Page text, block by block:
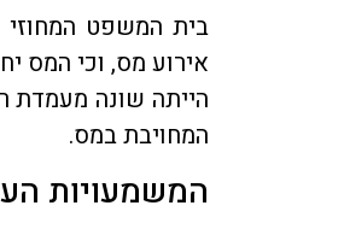
בית המשפט
אירוע מס, וכי המס
הייתה שונה מעמדת
המחויבת במס.
המשמעויות